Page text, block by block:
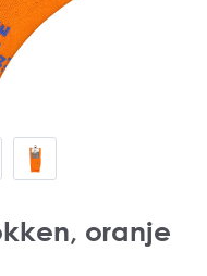
oranje